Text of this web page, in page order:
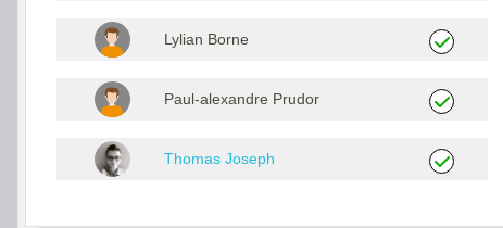
Lylian Borne
Paul-alexandre Prudor
Thomas Joseph